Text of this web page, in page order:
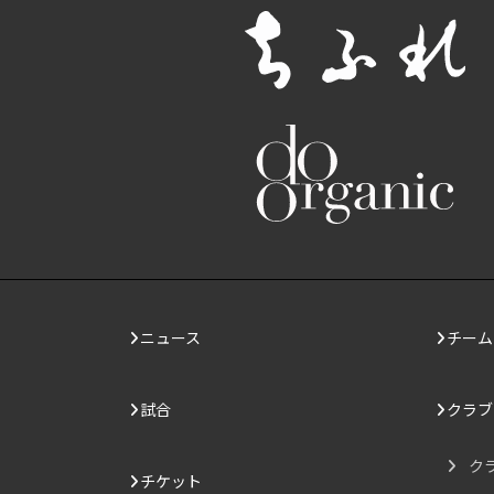
ニュース
試合
チケット
チーム
クラブ
ク